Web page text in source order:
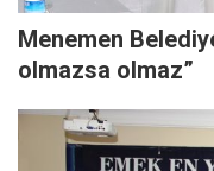
Menemen
olmazsa olmaz”